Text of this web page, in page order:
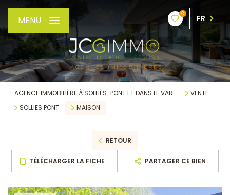
0
FR
MENU
AGENCE IMMOBILIÈRE À SOLLIÈS-PONT ET DANS LE VAR
VENTE
SOLLIES PONT
MAISON
RETOUR
TÉLÉCHARGER LA FICHE PARTAGER CE BIEN